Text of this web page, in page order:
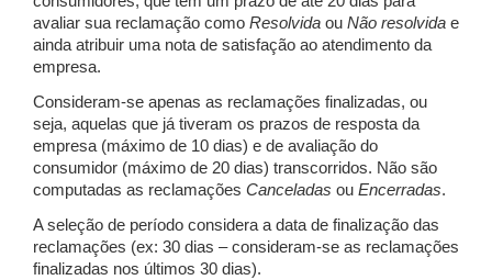
avaliar sua reclamação como Resolvida ou Não resolvida e
ainda atribuir uma nota de satisfação ao atendimento da
empresa.
Consideram-se apenas as reclamações finalizadas, ou
seja, aquelas que já tiveram os prazos de resposta da
empresa (máximo de 10 dias) e de avaliação do
consumidor (máximo de 20 dias) transcorridos. Não são
computadas as reclamações Canceladas ou Encerradas.
A seleção de período considera a data de finalização das
reclamações (ex: 30 dias – consideram-se as reclamações
finalizadas nos últimos 30 dias).